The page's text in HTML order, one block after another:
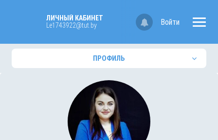
ЛИЧНЫЙ КАБИНЕТ
Le1743922@tut.by
Войти
ПРОФИЛЬ